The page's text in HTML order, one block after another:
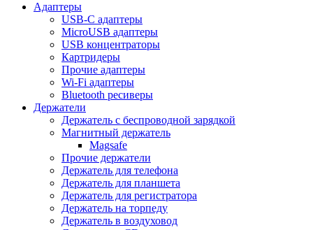
Адаптеры
USB-C адаптеры
MicroUSB адаптеры
USB концентраторы
Картридеры
Прочие адаптеры
Wi-Fi адаптеры
Bluetooth ресиверы
Держатели
Держатель с беспроводной зарядкой
Магнитный держатель
Magsafe
Прочие держатели
Держатель для телефона
Держатель для планшета
Держатель для регистратора
Держатель на торпеду
Держатель в воздуховод